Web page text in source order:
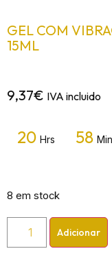
GEL COM
15ML
9,37€ IVA incluido
20 Hrs 58 Min
8 em stock
Adicionar